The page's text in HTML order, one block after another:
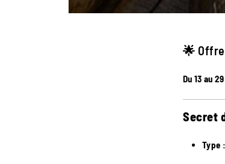
🌟 Offre
Du 13 au
Secret
Type :